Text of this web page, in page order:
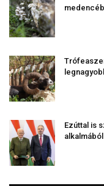
Ezúttal is
alkalmából